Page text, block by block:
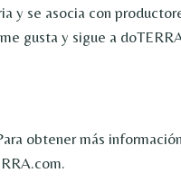
y se asocia con
gusta y sigue a
obtener más